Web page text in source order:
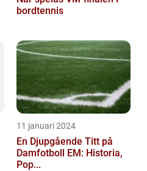
bordtennis
11 januari 2024
En Djupgående Titt på
Damfotboll EM: Historia,
Pop...